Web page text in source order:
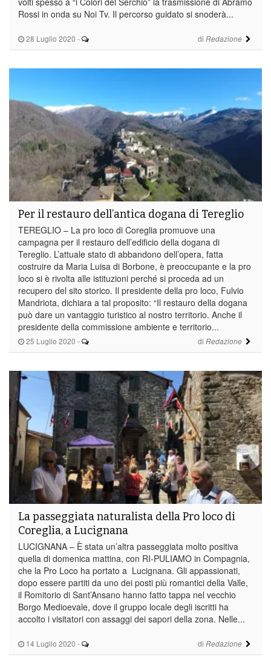
28 Luglio 2020 - di Redazione
Rossi in onda su Noi Tv. Il percorso guidato si snoderà...
25 Luglio 2020 - di Redazione
Per il restauro dell’antica dogana di Tereglio
TEREGLIO – La pro loco di Coreglia promuove una
campagna per il restauro dell’edificio della dogana di
Tereglio. L’attuale stato di abbandono dell’opera, fatta
costruire da Maria Luisa di Borbone, è preoccupante e la pro
loco si è rivolta alle istituzioni perché si proceda ad un
recupero del sito storico. Il presidente della pro loco, Fulvio
Mandriota, dichiara a tal proposito: “Il restauro della dogana
può dare un vantaggio turistico al nostro territorio. Anche il
presidente della commissione ambiente e territorio...
14 Luglio 2020 - di Redazione
La passeggiata naturalista della Pro loco di
Coreglia, a Lucignana
LUCIGNANA – È stata un’altra passeggiata molto positiva
quella di domenica mattina, con RI-PULIAMO in Compagnia,
che la Pro Loco ha portato a Lucignana. Gli appassionati,
dopo essere partiti da uno dei posti più romantici della Valle,
il Romitorio di Sant’Ansano hanno fatto tappa nel vecchio
Borgo Medioevale, dove il gruppo locale degli iscritti ha
accolto i visitatori con assaggi dei sapori della zona. Nelle...